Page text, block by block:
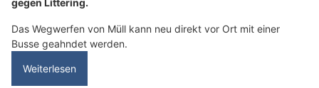
Das Wegwerfen von Müll kann neu direkt vor Ort mit einer
Busse geahndet werden.
Weiterlesen